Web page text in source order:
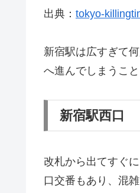
出典： tokyo-
新宿駅は広すぎて
へ進んでしまうこ
新宿駅西口
改札から出てすぐ
口交番もあり、混